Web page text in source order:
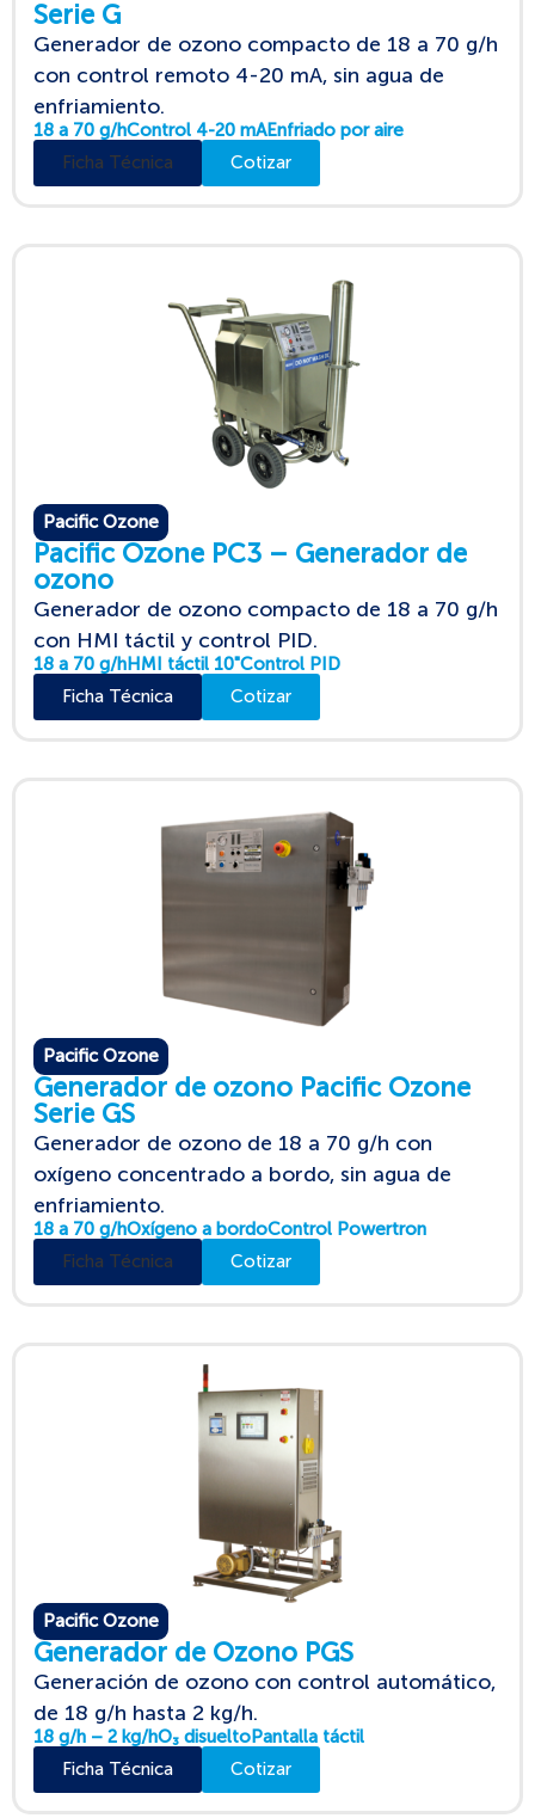
Serie G
Generador de ozono compacto de 18 a 70 g/h
con control remoto 4-20 mA, sin agua de
enfriamiento.
18 a 70 g/hControl 4-20 mAEnfriado por aire
Ficha Técnica
Cotizar
Pacific Ozone
Pacific Ozone PC3 – Generador de
ozono
Generador de ozono compacto de 18 a 70 g/h
con HMI táctil y control PID.
18 a 70 g/hHMI táctil 10"Control PID
Ficha Técnica
Cotizar
Pacific Ozone
Generador de ozono Pacific Ozone
Serie GS
Generador de ozono de 18 a 70 g/h con
oxígeno concentrado a bordo, sin agua de
enfriamiento.
18 a 70 g/hOxígeno a bordoControl Powertron
Ficha Técnica
Cotizar
Pacific Ozone
Generador de Ozono PGS
Generación de ozono con control automático,
de 18 g/h hasta 2 kg/h.
18 g/h – 2 kg/hO₃ disueltoPantalla táctil
Ficha Técnica
Cotizar